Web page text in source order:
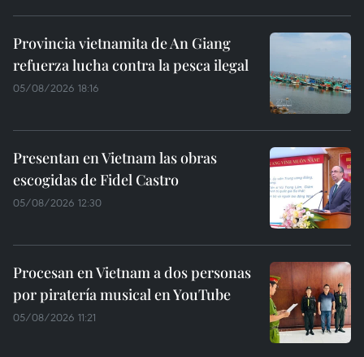
Provincia vietnamita de An Giang
refuerza lucha contra la pesca ilegal
05/08/2026 18:16
Presentan en Vietnam las obras
escogidas de Fidel Castro
05/08/2026 12:30
Procesan en Vietnam a dos personas
por piratería musical en YouTube
05/08/2026 11:21